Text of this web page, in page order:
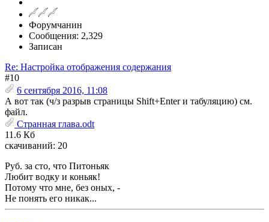
Форумчанин
Сообщения: 2,329
Записан
Re: Настройка отображения содержания
#10
6 сентября 2016, 11:08
А вот так (ч/з разрыв страницы Shift+Enter и табуляцию) см.
файл.
Странная глава.odt
11.6 Кб
скачиваний: 20
Руб. за сто, что Питоньяк
Любит водку и коньяк!
Потому что мне, без оных, -
Не понять его никак...